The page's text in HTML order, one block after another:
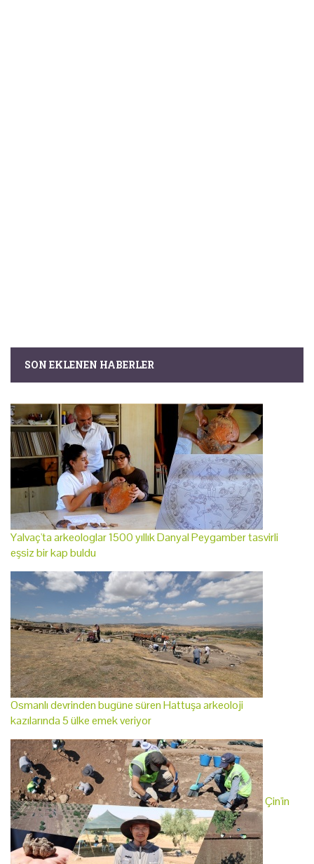
SON EKLENEN HABERLER
Yalvaç'ta arkeologlar 1500 yıllık Danyal Peygamber tasvirli
eşsiz bir kap buldu
Osmanlı devrinden bugüne süren Hattuşa arkeoloji
kazılarında 5 ülke emek veriyor
Çin'in